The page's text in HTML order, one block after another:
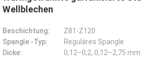
Wellblechen
Beschichtung:
Z81-Z120
Spangle -Typ:
Reguläres Spangle
Dicke:
0,12–0,2, 0,12–2,75 mm